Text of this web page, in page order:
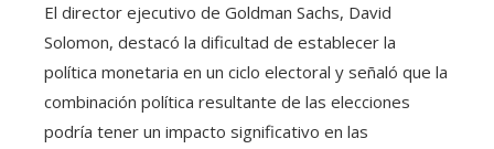
El director ejecutivo de Goldman Sachs, David
Solomon, destacó la dificultad de establecer la
política monetaria en un ciclo electoral y señaló que la
combinación política resultante de las elecciones
podría tener un impacto significativo en las